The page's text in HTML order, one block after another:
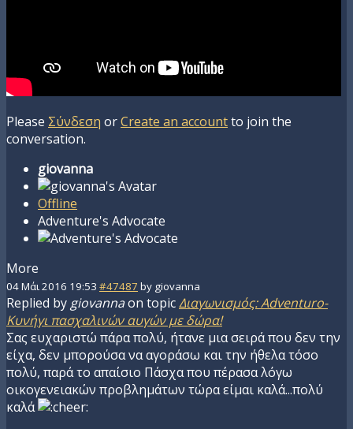
Please Σύνδεση orCreate an accountto join the
conversation.
giovanna
Offline
Adventure's Advocate
More
04 Μάι 2016 19:53 #47487 by giovanna
Replied by giovannaon topicΔιαγωνισμός: Adventuro-
Κυνήγι πασχαλινών αυγών με δώρα!
Σας ευχαριστώ πάρα πολύ, ήτανε μια σειρά που δεν την
είχα, δεν μπορούσα να αγοράσω και την ήθελα τόσο
πολύ, παρά το απαίσιο Πάσχα που πέρασα λόγω
οικογενειακών προβλημάτων τώρα είμαι καλά...πολύ
καλά